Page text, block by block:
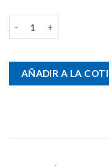
AÑADIR A LA